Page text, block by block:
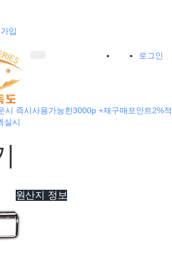
입
로그인
시 즉시사용가능한3000p +재구매포인트2%적
실시
원산지 정보